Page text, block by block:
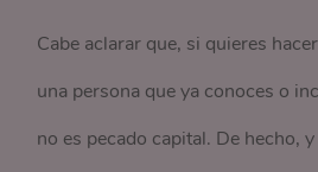
Cabe aclarar que, si quieres
una persona que ya conoces o
no es pecado capital. De hecho,